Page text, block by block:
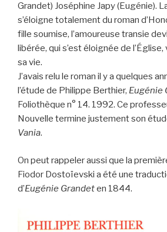
Grandet) Joséphine Japy (Eugénie).
s’éloigne totalement du roman
fille soumise, l’amoureuse transie
libérée, qui s’est éloignée de
sa vie.
J’avais relu le roman il y a quelques
l’étude de Philippe Berthier, Eugénie
Foliothèque n° 14. 1992. Ce
Nouvelle termine justement son
Vania.
On peut rappeler aussi que la
Fiodor Dostoïevski a été une
d’Eugénie Grandeten 1844.